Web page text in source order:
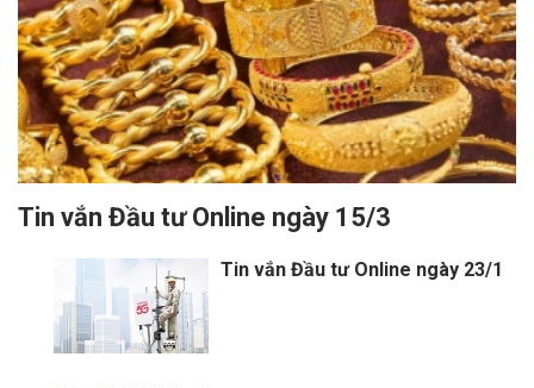
Tin vắn Đầu tư Online ngày 15/3
Tin vắn Đầu tư Online ngày 23/1